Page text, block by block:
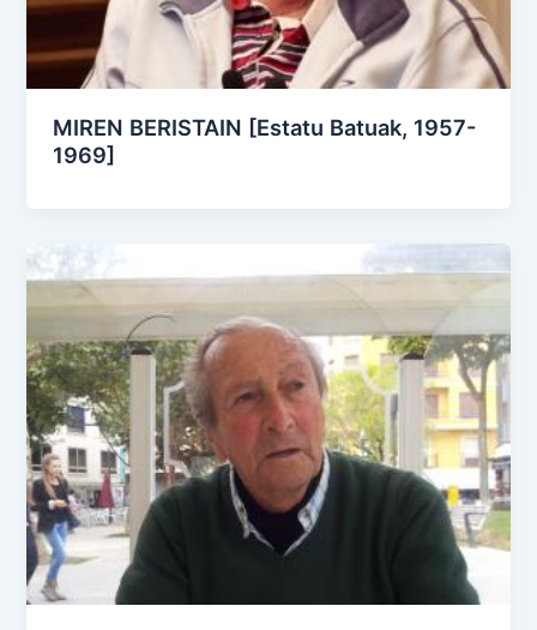
MIREN BERISTAIN [Estatu Batuak, 1957-
1969]